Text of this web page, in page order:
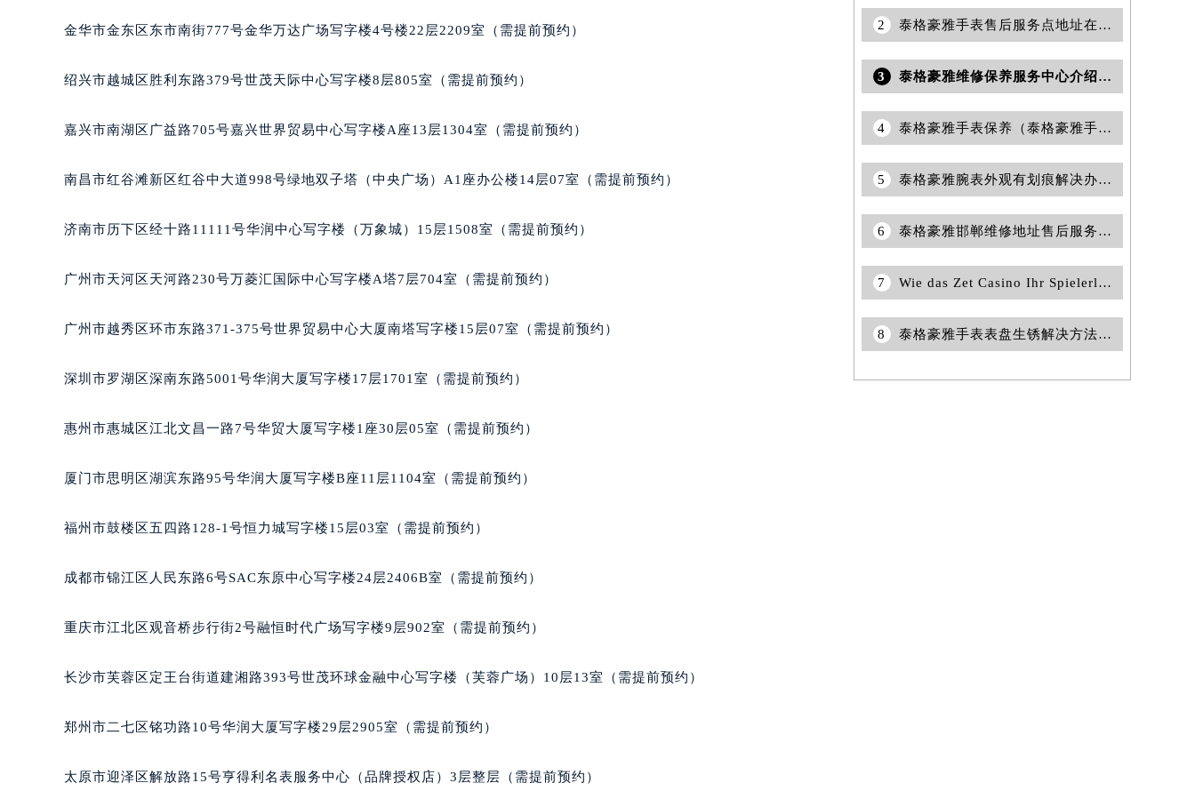
吉林省通化市东昌区环通乡江南大街泰格豪雅售后服务中心（需提前预约）
辽宁省鞍山市铁东区站前街泰格豪雅售后服务中心（需提前预约）
辽宁省朝阳市双塔区新华路泰格豪雅售后服务中心（需提前预约）
辽宁省抚顺市新抚区东一路泰格豪雅售后服务中心（需提前预约）
辽宁省葫芦岛市连山区中央路泰格豪雅售后服务中心（需提前预约）
辽宁省辽阳市白塔区新运大街泰格豪雅售后服务中心（需提前预约）
辽宁省铁岭市银州区南马路泰格豪雅售后服务中心（需提前预约）
辽宁省沈阳市沈河区中街路137号亨得利名表维修授权店1楼泰格豪雅售后服务中心（需提前预约）
北京市朝阳区建国门外大街甲6号华熙国际中心D座11层1102室泰格豪雅售后服务中心（北京总部）（需提前预约）
河北省保定市竞秀区朝阳北大街北国先天下泰格豪雅售后服务中心（需提前预约）
内蒙古自治区巴彦淖尔市临河区新华街泰格豪雅售后服务中心（需提前预约）
内蒙古自治区赤峰市红山区哈达街泰格豪雅售后服务中心（需提前预约）
内蒙古自治区呼伦贝尔市海拉尔区中央街泰格豪雅售后服务中心（需提前预约）
内蒙古自治区乌海市海勃湾区人民南路泰格豪雅售后服务中心（需提前预约）
内蒙古自治区锡林郭勒盟市锡林浩特市光明街与额尔敦路交叉口泰格豪雅售后服务中心（需提前预约）
山西省大同市平城区迎宾街泰格豪雅售后服务中心（需提前预约）
金华市金东区东市南街777号金华万达广场写字楼4号楼22层2209室（需提前预约）
绍兴市越城区胜利东路379号世茂天际中心写字楼8层805室（需提前预约）
嘉兴市南湖区广益路705号嘉兴世界贸易中心写字楼A座13层1304室（需提前预约）
南昌市红谷滩新区红谷中大道998号绿地双子塔（中央广场）A1座办公楼14层07室（需提前预约）
济南市历下区经十路11111号华润中心写字楼（万象城）15层1508室（需提前预约）
广州市天河区天河路230号万菱汇国际中心写字楼A塔7层704室（需提前预约）
广州市越秀区环市东路371-375号世界贸易中心大厦南塔写字楼15层07室（需提前预约）
深圳市罗湖区深南东路5001号华润大厦写字楼17层1701室（需提前预约）
惠州市惠城区江北文昌一路7号华贸大厦写字楼1座30层05室（需提前预约）
厦门市思明区湖滨东路95号华润大厦写字楼B座11层1104室（需提前预约）
福州市鼓楼区五四路128-1号恒力城写字楼15层03室（需提前预约）
成都市锦江区人民东路6号SAC东原中心写字楼24层2406B室（需提前预约）
重庆市江北区观音桥步行街2号融恒时代广场写字楼9层902室（需提前预约）
长沙市芙蓉区定王台街道建湘路393号世茂环球金融中心写字楼（芙蓉广场）10层13室（需提前预约）
郑州市二七区铭功路10号华润大厦写字楼29层2905室（需提前预约）
太原市迎泽区解放路15号亨得利名表服务中心（品牌授权店）3层整层（需提前预约）
2 泰格豪雅手表售后服务点地址在哪里？
3 泰格豪雅维修保养服务中心介绍 | 泰格豪雅
4 泰格豪雅手表保养（泰格豪雅手表日常保养的方式）
5 泰格豪雅腕表外观有划痕解决办法（专业修复技巧与保养建议）
6 泰格豪雅邯郸维修地址售后服务中心权威公示（2026年7月最新）
7 Wie das Zet Casino Ihr Spielerlebnis Innovativ Bereichert
8 泰格豪雅手表表盘生锈解决方法详解